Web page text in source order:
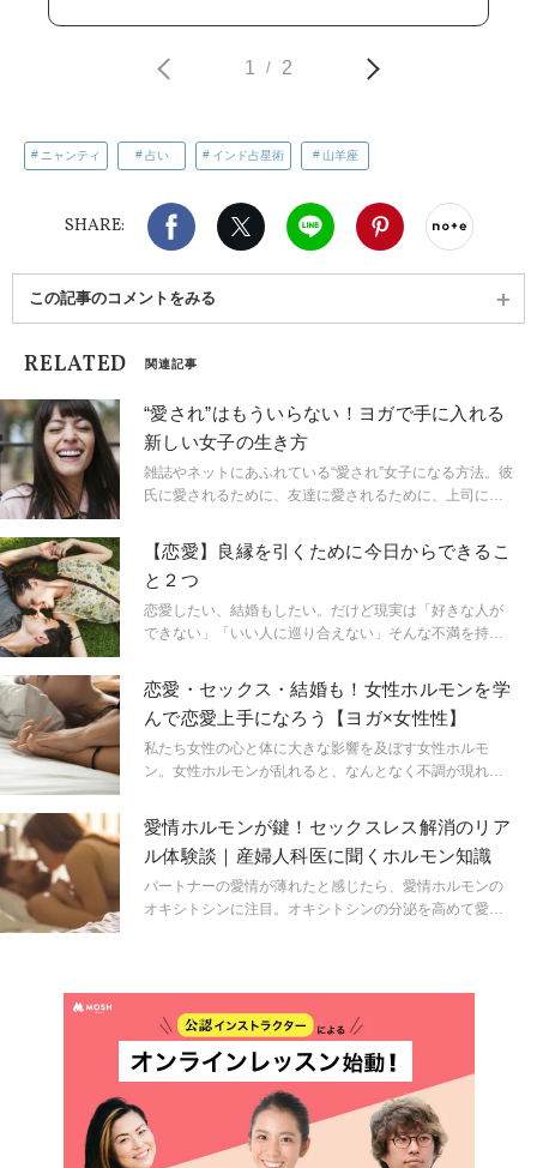
1 / 2
ニャンティ 占い インド占星術 山羊座
SHARE:
Facebook X（旧twitter）
LINE Pinterest
この記事のコメントをみる
RELATED 関連記事
“愛され”はもういらない！ヨガで手に入れる
新しい女子の生き方
雑誌やネットにあふれている“愛され”女子になる方法。彼
氏に愛されるために、友達に愛されるために、上司に愛
ために生きるなんて疲れませんか？ 今日からは、脱“愛
され”！ヨガで手に入れるこれからの女子の新しい生き方
とは。
【恋愛】良縁を引くために今日からできるこ
と２つ
恋愛したい、結婚もしたい。だけど現実は「好きな人が
できない」「いい人に巡り合えない」そんな不満を持っ
と出会える場に行くことが大事ですが、ではその「出会
いの場」で良いご縁を引けるようになるには？日々心掛
けたいポイントを考えてみました。
恋愛・セックス・結婚も！女性ホルモンを学
んで恋愛上手になろう【ヨガ×女性性】
私たち女性の心と体に大きな影響を及ぼす女性ホルモ
ン。女性ホルモンが乱れると、なんとなく不調が現れる
は少ないのが現状ではないでしょうか。女性ホルモンを
学ぶことで、恋愛やセックス、そして結婚という決断を
するときにも自信をもって臨むことができるようになり
ます。あなたはどのくらい女性ホルモンについて知って
いますか？
愛情ホルモンが鍵！セックスレス解消のリア
ル体験談｜産婦人科医に聞くホルモン知識
パートナーの愛情が薄れたと感じたら、愛情ホルモンの
オキシトシンに注目。オキシトシンの分泌を高めて愛さ